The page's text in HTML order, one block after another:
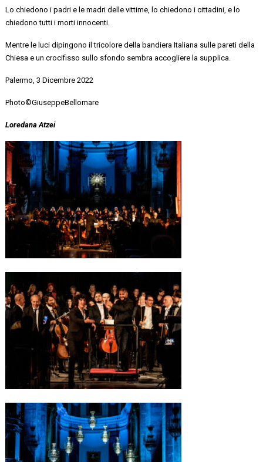
Lo chiedono i padri e le madri delle vittime, lo chiedono i cittadini, e lo
chiedono tutti i morti innocenti.
Mentre le luci dipingono il tricolore della bandiera Italiana sulle pareti della
Chiesa e un crocifisso sullo sfondo sembra accogliere la supplica
Palermo, 3 Dicembre 2022
Photo©GiuseppeBellomare
Loredana Atzei